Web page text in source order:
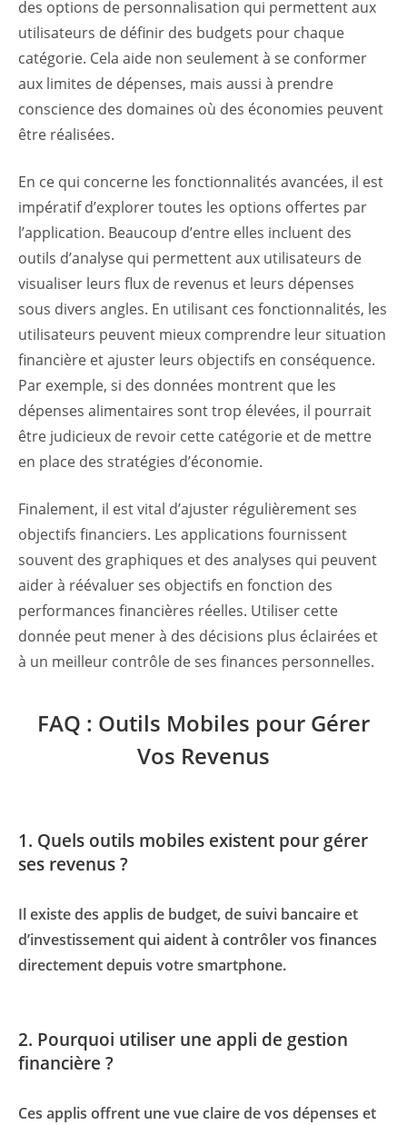
des options de personnalisation qui permettent aux
utilisateurs de définir des budgets pour chaque
catégorie. Cela aide non seulement à se conformer
aux limites de dépenses, mais aussi à prendre
conscience des domaines où des économies peuvent
être réalisées.
En ce qui concerne les fonctionnalités avancées, il est
impératif d’explorer toutes les options offertes par
l’application. Beaucoup d’entre elles incluent des
outils d’analyse qui permettent aux utilisateurs de
visualiser leurs flux de revenus et leurs dépenses
sous divers angles. En utilisant ces fonctionnalités, les
utilisateurs peuvent mieux comprendre leur situation
financière et ajuster leurs objectifs en conséquence.
Par exemple, si des données montrent que les
dépenses alimentaires sont trop élevées, il pourrait
être judicieux de revoir cette catégorie et de mettre
en place des stratégies d’économie.
Finalement, il est vital d’ajuster régulièrement ses
objectifs financiers. Les applications fournissent
souvent des graphiques et des analyses qui peuvent
aider à réévaluer ses objectifs en fonction des
performances financières réelles. Utiliser cette
donnée peut mener à des décisions plus éclairées et
à un meilleur contrôle de ses finances personnelles.
FAQ : Outils Mobiles pour Gérer
Vos Revenus
1. Quels outils mobiles existent pour gérer
ses revenus ?
Il existe des applis de budget, de suivi bancaire et
d’investissement qui aident à contrôler vos finances
directement depuis votre smartphone.
2. Pourquoi utiliser une appli de gestion
financière ?
Ces applis offrent une vue claire de vos dépenses et